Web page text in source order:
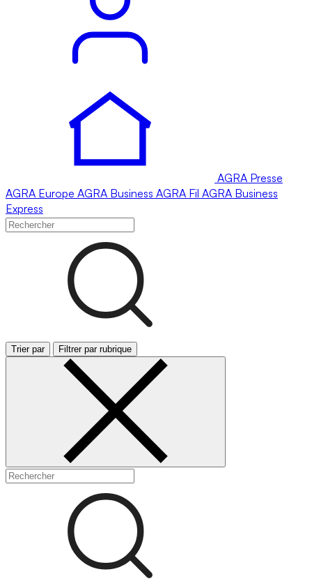
AGRA Presse
AGRA Europe AGRA Business AGRA Fil AGRA Business
Express
Trier par Filtrer par rubrique